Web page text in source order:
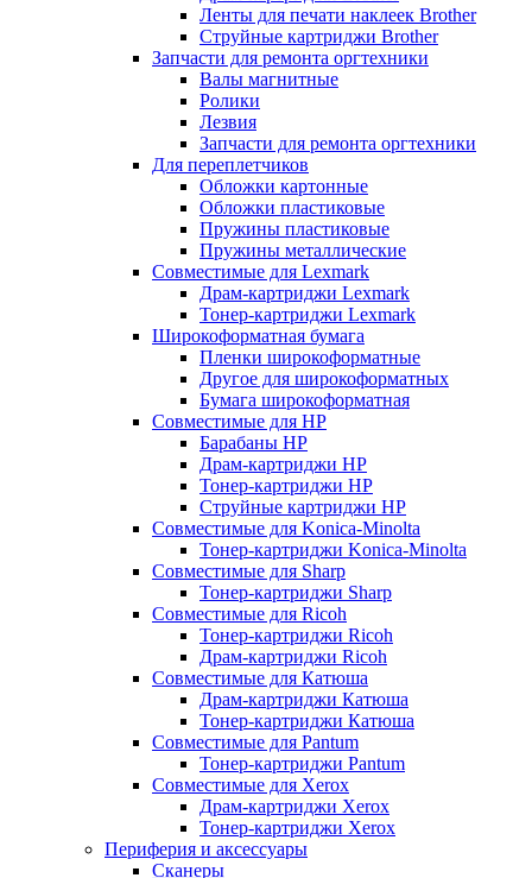
Ленты для печати наклеек Brother
Струйные картриджи Brother
Запчасти для ремонта оргтехники
Валы магнитные
Ролики
Лезвия
Запчасти для ремонта оргтехники
Для переплетчиков
Обложки картонные
Обложки пластиковые
Пружины пластиковые
Пружины металлические
Совместимые для Lexmark
Драм-картриджи Lexmark
Тонер-картриджи Lexmark
Широкоформатная бумага
Пленки широкоформатные
Другое для широкоформатных
Бумага широкоформатная
Совместимые для HP
Барабаны HP
Драм-картриджи HP
Тонер-картриджи HP
Струйные картриджи HP
Совместимые для Konica-Minolta
Тонер-картриджи Konica-Minolta
Совместимые для Sharp
Тонер-картриджи Sharp
Совместимые для Ricoh
Тонер-картриджи Ricoh
Драм-картриджи Ricoh
Совместимые для Катюша
Драм-картриджи Катюша
Тонер-картриджи Катюша
Совместимые для Pantum
Тонер-картриджи Pantum
Совместимые для Xerox
Драм-картриджи Xerox
Тонер-картриджи Xerox
Периферия и аксессуары
Сканеры